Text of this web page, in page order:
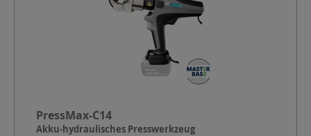
PressMax-C14
Akku-hydraulisches Presswerkzeug